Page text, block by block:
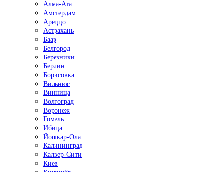
Алма-Ата
Амстердам
Ареццо
Астрахань
Баар
Белгород
Березники
Берлин
Борисовка
Вильнюс
Винница
Волгоград
Воронеж
Гомель
Ибица
Йошкар-Ола
Калининград
Калвер-Сити
Киев